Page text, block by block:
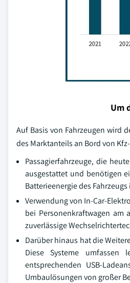
Um
Auf Basis von Fahrzeugen wird
des Marktanteils an Bord von
Passagierfahrzeuge, die
ausgestattet und benötigen
Batterieenergie des
Verwendung von In-Car-
bei Personenkraftwagen
zuverlässige
Darüber hinaus hat die
Diese Systeme umfassen
entsprechenden USB-
Umbaulösungen von großer